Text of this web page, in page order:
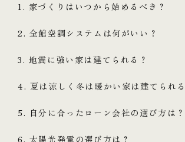
1. 家づくりはいつから始めるべき？
2. 全館空調システムは何がいい？
3. 地震に強い家は建てられる？
4. 夏は涼しく冬は暖かい家は建てられる
5. 自分に合ったローン会社の選び方は？
6. 太陽光発電の選び方は？